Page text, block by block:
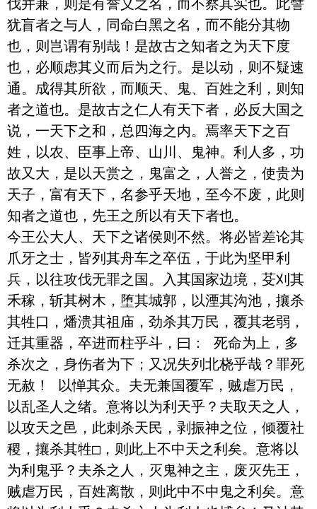
犹盲者之与人，同命白黑之名，而不能分其物
也，则岂谓有别哉！是故古之知者之为天下度
也，必顺虑其义而后为之行。是以动，则不疑速
通。成得其所欲，而顺天、鬼、百姓之利，则知
者之道也。是故古之仁人有天下者，必反大国之
说，一天下之和，总四海之内。焉率天下之百
姓，以农、臣事上帝、山川、鬼神。利人多，功
故又大，是以天赏之，鬼富之，人誉之，使贵为
天子，富有天下，名参乎天地，至今不废，此则
知者之道也，先王之所以有天下者也。
今王公大人、天下之诸侯则不然。将必皆差论其
爪牙之士，皆列其舟车之卒伍，于此为坚甲利
兵，以往攻伐无罪之国。入其国家边境，芟刈其
禾稼，斩其树木，堕其城郭，以湮其沟池，攘杀
其牲口，燔溃其祖庙，劲杀其万民，覆其老弱，
迁其重器，卒进而柱乎斗，曰： 死命为上，多
杀次之，身伤者为下；又况失列北桡乎哉？罪死
无赦！ 以惮其众。夫无兼国覆军，贼虐万民，
以乱圣人之绪。意将以为利天乎？夫取天之人，
以攻天之邑，此刺杀天民，剥振神之位，倾覆社
稷，攘杀其牲□，则此上不中天之利矣。意将以
为利鬼乎？夫杀之人，灭鬼神之主，废灭先王，
贼虐万民，百姓离散，则此中不中鬼之利矣。意